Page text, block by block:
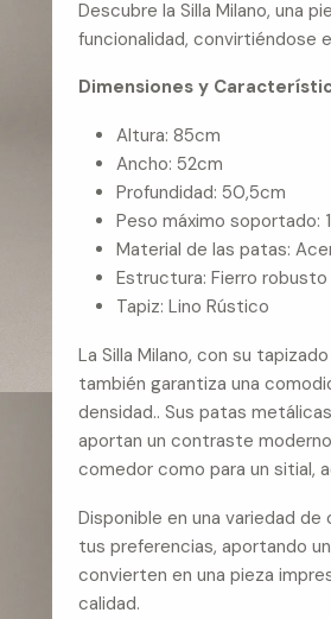
Descubre la Silla Milano, una
funcionalidad, convirtiéndose
Dimensiones y
Altura: 85cm
Ancho: 52cm
Profundidad: 50,5cm
Peso máximo soportado:
Material de las patas:
Estructura: Fierro robusto
Tapiz: Lino Rústico
La Silla Milano, con su
también garantiza una
densidad.. Sus patas
aportan un contraste
comedor como para un sitial,
Disponible en una variedad
tus preferencias, aportando
convierten en una pieza
calidad.